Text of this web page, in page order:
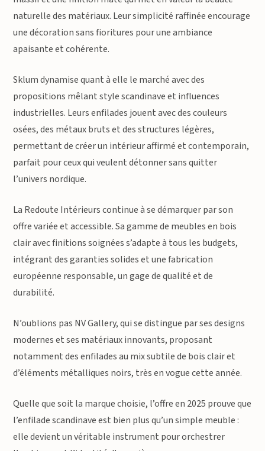
naturelle des matériaux. Leur simplicité raffinée encourage
une décoration sans fioritures pour une ambiance
apaisante et cohérente.
Sklum dynamise quant à elle le marché avec des
propositions mêlant style scandinave et influences
industrielles. Leurs enfilades jouent avec des couleurs
osées, des métaux bruts et des structures légères,
permettant de créer un intérieur affirmé et contemporain,
parfait pour ceux qui veulent détonner sans quitter
l’univers nordique.
La Redoute Intérieurs continue à se démarquer par son
offre variée et accessible. Sa gamme de meubles en bois
clair avec finitions soignées s’adapte à tous les budgets,
intégrant des garanties solides et une fabrication
européenne responsable, un gage de qualité et de
durabilité.
N’oublions pas NV Gallery, qui se distingue par ses designs
modernes et ses matériaux innovants, proposant
notamment des enfilades au mix subtile de bois clair et
d’éléments métalliques noirs, très en vogue cette année.
Quelle que soit la marque choisie, l’offre en 2025 prouve que
l’enfilade scandinave est bien plus qu’un simple meuble :
elle devient un véritable instrument pour orchestrer